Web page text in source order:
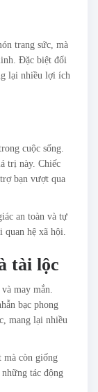
trang sức, mà
Đặc biệt đối
lại nhiều lợi ích
cuộc sống.
trị này. Chiếc
bạn vượt qua
an toàn và tự
quan hệ xã hội.
tài lộc
may mắn.
bạc phong
mang lại nhiều
mà còn giống
tác động